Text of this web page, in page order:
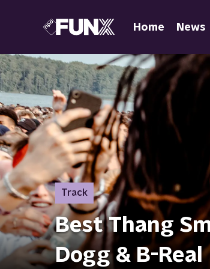
Home News
Track
Best Thang
Dogg & B-Real